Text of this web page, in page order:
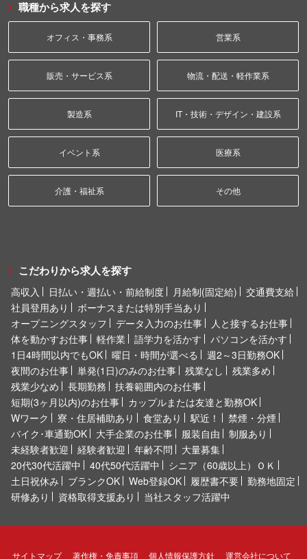
職種から求人を探す
オフィス・事務系 営業系
販売・サービス系 物流・配送・軽作業系
製造系 IT・技術・デザイン・建設系
イベント系 医療系
介護・福祉系 その他
こだわりから求人を探す
高収入 日払い・週払い・前給制度 月給制(固定給)
交通費支給
社員登用あり
ボーナスまたは特別手当あり
オープニングスタッフ
データ入力のお仕事
人と接するお仕事
体を動かすお仕事
軽作業 語学力を活かす
パソコンを活かす
1日4時間以内でもOK
曜日・時間が選べる
週2～3日勤務OK
夜間のお仕事
単発(1日)のみのお仕事 残業なし
残業多め
残業少なめ
長期勤務
扶養範囲内のお仕事
短期(3ヶ月以内)のお仕事
カップルまたは友達と勤務OK
Wワーク
寮・住居補助あり 食堂あり 駅近！
禁煙・分煙
バイク･車通勤OK
大手企業のお仕事 服装自由
制服あり
未経験者歓迎
経験者歓迎 年齢不問
大量募集
20代30代活躍中
40代50代活躍中
シニア（60歳以上）ＯＫ
土日祝休み
ブランクOK Web登録OK 履歴書不要
勤務地固定
研修あり
資格取得支援あり 当社スタッフ活躍中
サイトマップ 著作権・免責事項 個人情報保護方針 運営会社について